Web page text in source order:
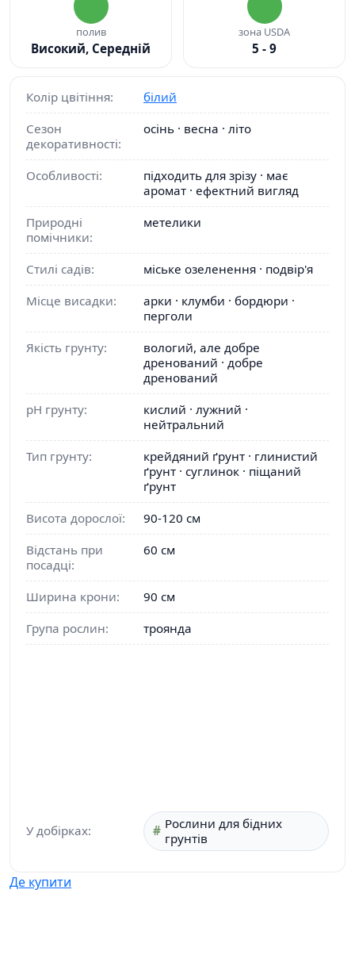
полив
Високий, Середній
зона USDA
5 - 9
Колір цвітіння:
білий
Сезон
декоративності:
осінь · весна · літо
Особливості:
підходить для зрізу · має
аромат · ефектний вигляд
Природні
помічники:
метелики
Стилі садів:
міське озеленення · подвір'я
Місце висадки:
арки · клумби · бордюри ·
перголи
Якість грунту:
вологий, але добре
дренований · добре
дренований
pH грунту:
кислий · лужний ·
нейтральний
Тип грунту:
крейдяний ґрунт · глинистий
ґрунт · суглинок · піщаний
ґрунт
Висота дорослої:
90-120 см
Відстань при
посадці:
60 см
Ширина крони:
90 см
Група рослин:
троянда
У добірках:
Рослини для бідних
грунтів
Де купити